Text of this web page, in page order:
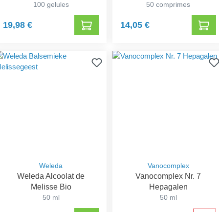
100 gelules
19,98 €
50 comprimes
14,05 €
Weleda
Weleda Alcoolat de
Melisse Bio
50 ml
Vanocomplex
Vanocomplex Nr. 7
Hepagalen
50 ml